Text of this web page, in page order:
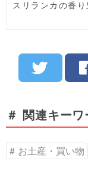
スリランカの香
＃ 関連キーワ
お土産・買い物